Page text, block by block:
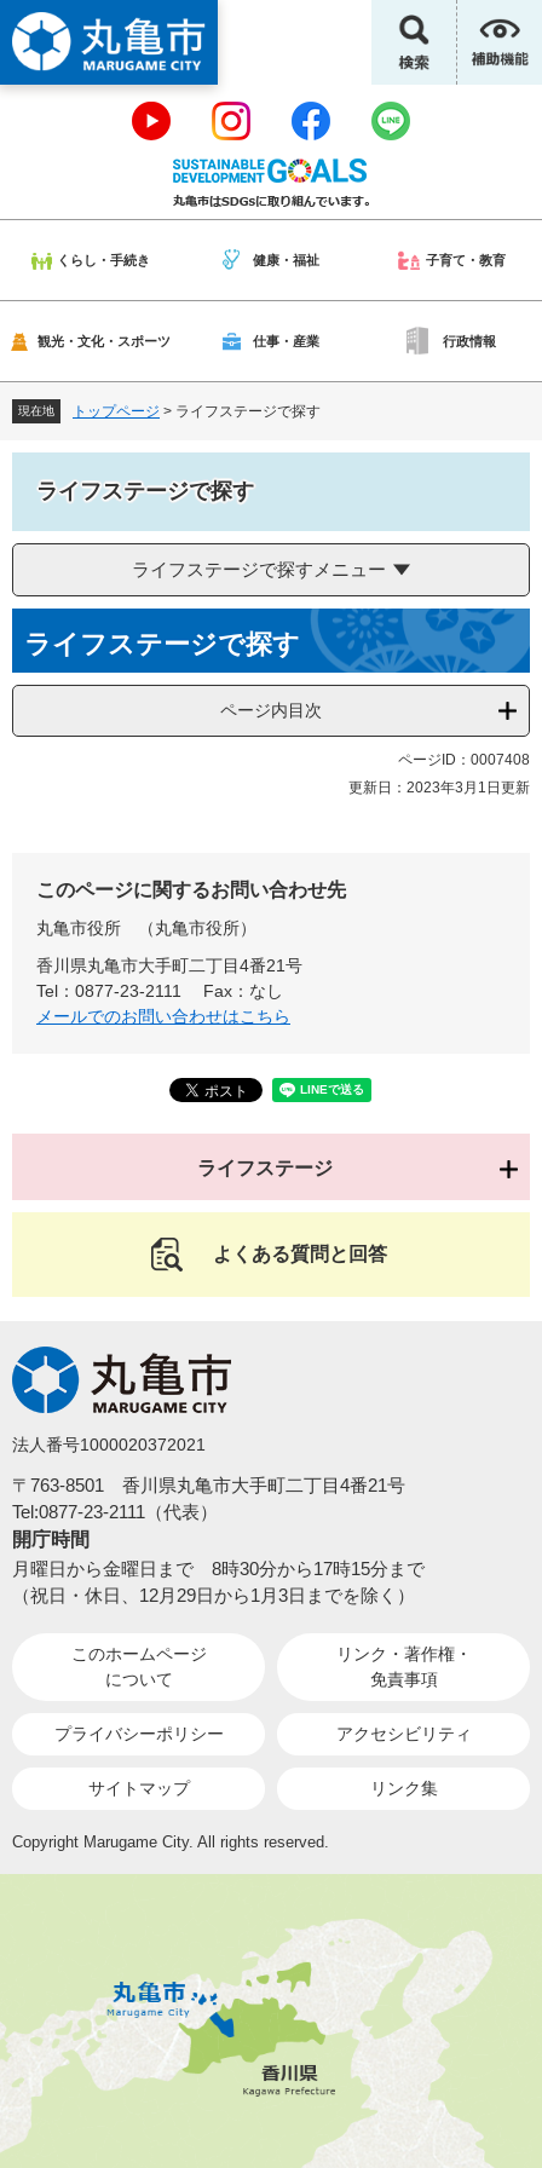
ー
ジ
の
。
ニ
ュ
ー
て
くらし・手続き 健康・福祉 子育て・教育
観光・文化・スポーツ 仕事・産業 行政情報
現在地 トップページ > ライフステージで探す
ライフステージで探す
ライフステージで探すメニュー
文ライフステージで探す
ページ内目次
ページID：0007408
更新日：2023年3月1日更新
このページに関するお問い合わせ先
丸亀市役所
丸亀市役所
香川県丸亀市大手町二丁目4番21号
Tel：0877-23-2111
Fax：なし
メールでのお問い合わせはこちら
ライフステージ
よくある質問と回答
法人番号1000020372021
〒763-8501 香川県丸亀市大手町二丁目4番21号
Tel:0877-23-2111（代表）
開庁時間
月曜日から金曜日まで 8時30分から17時15分まで
（祝日・休日、12月29日から1月3日までを除く）
このホームページ
について
リンク・著作権・
免責事項
プライバシーポリシー アクセシビリティ
サイトマップ リンク集
Copyright Marugame City. All rights reserved.